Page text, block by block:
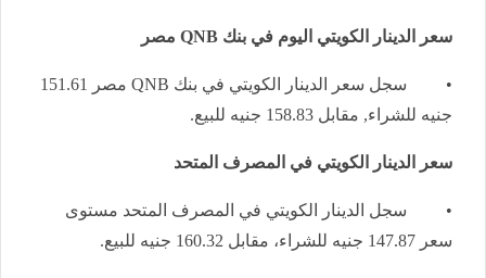
سعر الدينار الكويتي اليوم في بنك QNB مصر
• سجل سعر الدينار الكويتي في بنك
مصر 151.61
جنيه للشراء, مقابل 158.83 جنيه للبيع.
سعر الدينار الكويتي في المصرف المتحد
• سجل الدينار الكويتي في المصرف المتحد مستوى
سعر 147.87 جنيه للشراء، مقابل 160.32 جنيه للبيع.